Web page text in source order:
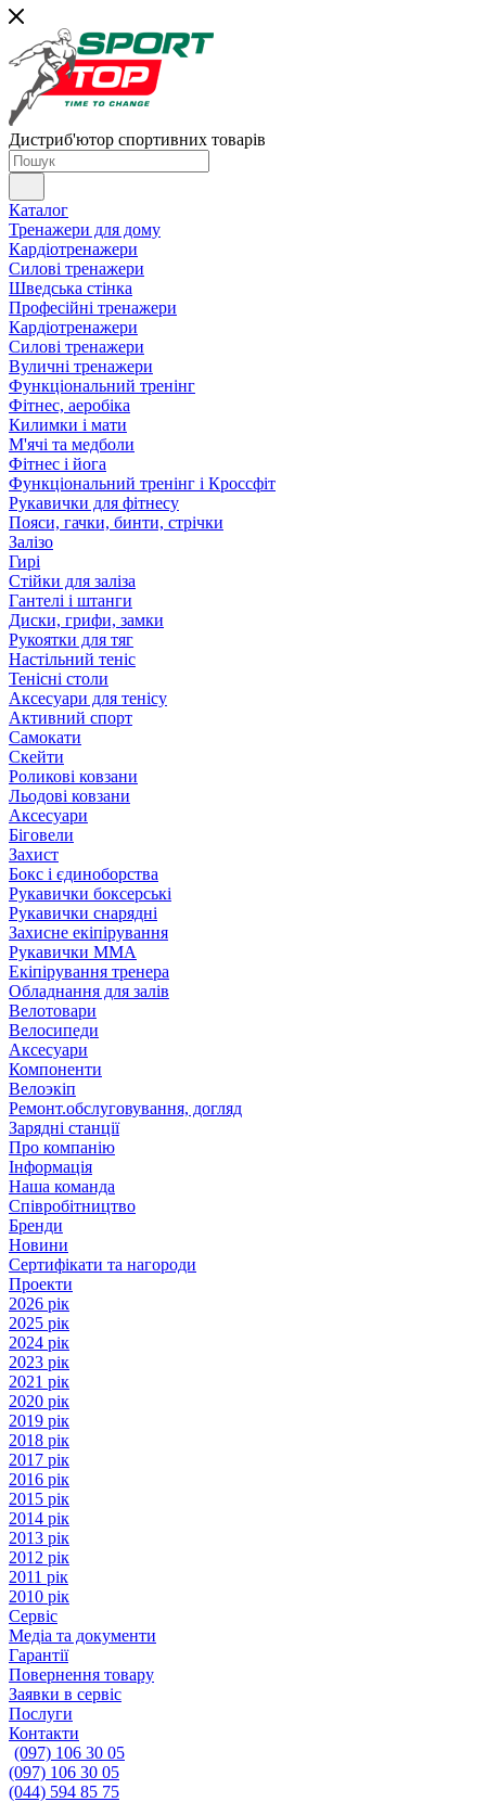
Дистриб'ютор спортивних товарів
Каталог
Тренажери для дому
Кардіотренажери
Силові тренажери
Шведська стінка
Професійні тренажери
Кардіотренажери
Силові тренажери
Вуличні тренажери
Функціональний тренінг
Фітнес, аеробіка
Килимки і мати
М'ячі та медболи
Фітнес і йога
Функціональний тренінг і Кроссфіт
Рукавички для фітнесу
Пояси, гачки, бинти, стрічки
Залізо
Гирі
Стійки для заліза
Гантелі і штанги
Диски, грифи, замки
Рукоятки для тяг
Настільний теніс
Тенісні столи
Аксесуари для тенісу
Активний спорт
Самокати
Скейти
Роликові ковзани
Льодові ковзани
Аксесуари
Біговели
Захист
Бокс і єдиноборства
Рукавички боксерські
Рукавички снарядні
Захисне екіпірування
Рукавички ММА
Екіпірування тренера
Обладнання для залів
Велотовари
Велосипеди
Аксесуари
Компоненти
Велоэкіп
Ремонт.обслуговування, догляд
Зарядні станції
Про компанію
Інформація
Наша команда
Співробітництво
Бренди
Новини
Сертифікати та нагороди
Проекти
2026 рік
2025 рік
2024 рік
2023 рік
2021 рік
2020 рік
2019 рік
2018 рік
2017 рік
2016 рік
2015 рік
2014 рік
2013 рік
2012 рік
2011 рік
2010 рік
Сервіс
Медіа та документи
Гарантії
Повернення товару
Заявки в сервіс
Послуги
Контакти
(097) 106 30 05
(097) 106 30 05
(044) 594 85 75